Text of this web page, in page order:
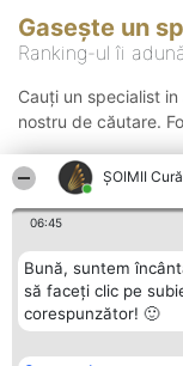
ȘOIMII
06:45
Bună, suntem
să faceți clic pe
corespunzător! 🙂
Gasește un
Ranking-ul îi
Cauți un specialist
nostru de căutare.